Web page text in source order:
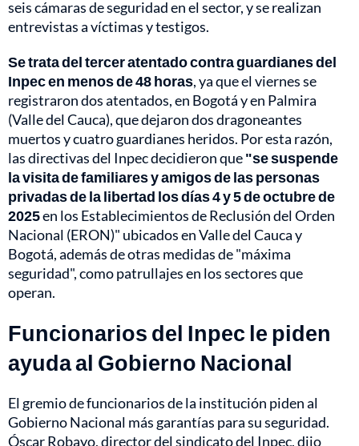
seis cámaras de seguridad en el sector, y se realizan
entrevistas a víctimas y testigos.
Se trata del tercer atentado contra guardianes del
Inpec en menos de 48 horas, ya que el viernes se
registraron dos atentados, en Bogotá y en Palmira
(Valle del Cauca), que dejaron dos dragoneantes
muertos y cuatro guardianes heridos. Por esta razón,
las directivas del Inpec decidieron que"se suspende
la visita de familiares y amigos de las personas
privadas de la libertad los días 4 y 5 de octubre de
2025en los Establecimientos de Reclusión del Orden
Nacional (ERON)" ubicados en Valle del Cauca y
Bogotá, además de otras medidas de "máxima
seguridad", como patrullajes en los sectores que
operan.
Funcionarios del Inpec le piden
ayuda al Gobierno Nacional
El gremio de funcionarios de la institución piden al
Gobierno Nacional más garantías para su seguridad.
Óscar Robayo, director del sindicato del Inpec, dijo